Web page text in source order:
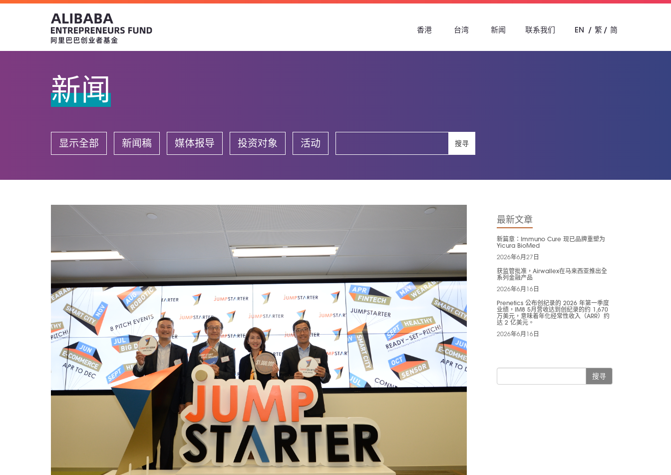
香港 台湾 新闻 联系我们 EN 繁 简
新闻
显示全部 新闻稿 媒体报导 投资对象 活动 搜寻
最新文章
新篇章：Immuno Cure 现已品牌重塑为
Yicura BioMed
2026年6月27日
获监管批准，Airwallex在马来西亚推出全
系列金融产品
2026年6月16日
Prenetics 公布创纪录的 2026 年第一季度
业绩，IM8 5月营收达到创纪录的约 1,670
万美元，意味着年化经常性收入（ARR）约
达 2 亿美元。
2026年6月16日
搜寻